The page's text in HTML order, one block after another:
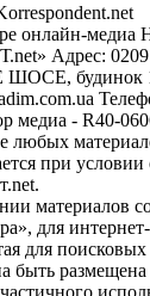
онлайн-медиа
Адрес:
будинок
медиа - R40-
любых
при
материалов
для интернет-
для
быть размещена